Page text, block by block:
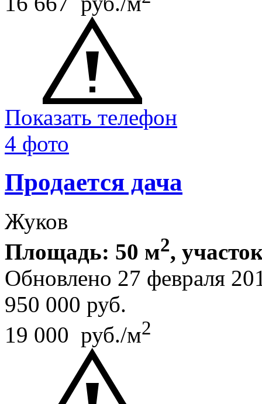
Показать телефон
4 фото
Продается дача
Жуков
Площадь: 50 м2,
Обновлено 27 февраля
950 000 руб.
19 000 руб./м2